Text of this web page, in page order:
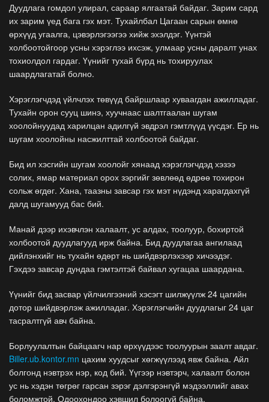
Дуудлага гомдол улирал, сараар ялгаатай байдаг. Зарим сард
их зарим үед бага гэх мэт. Тухайлбал Цагаан сарын өмнө
өрхүүд угаалга, цэвэрлэгээгээ хийж эхэлдэг. Үүнтэй
холбоотойгоор усны хэрэглээ ихсэж, улмаар усны даралт унах
тохиолдол гардаг. Үүнийг тухай бүрд нь тохируулах
шаардлагатай болно.
Хэрэглэгчдэд үйлчлэх төвүүд байршлаар хуваагдан ажилладаг.
Тухайн орон сууц шинэ, хуучнаас шалтгаалан шугам
хоолойнуудад харилцан адилгүй эвдрэл гэмтлүүд үүсдэг. Ер нь
шугам хоолойны насжилттай холбоотой байдаг.
Бид ил хэсгийн шугам хоолойг хянаад хэрэглэгчдэд хэзээ
солих, ямар материал орох зэргийг зөвлөөд өдрөө тохирон
сольж өгдөг. Хана, таазны завсар гэх мэт нүдэнд харагдахгүй
далд шугамууд бас бий.
Манай дээр ихэвчлэн халаалт, ус алдах, тоолуур, бохиртой
холбоотой дуудлагууд ирж байна. Бид дуудлагаа ангилаад
дийлэнхийг нь тухайн өдөрт нь шийдвэрлэхээр хичээдэг.
Гэхдээ завсар дундаа гэмтэлтэй байвал хугацаа шаардана.
Үүнийг бид засвар үйлчилгээний хэсэгт шилжүүлж 24 цагийн
дотор шийдвэрлэж ажилладаг. Хэрэглэгчийн дуудлагыг 24 цаг
тасралтгүй авч байна.
Борлуулалтын байцаагч нар өрхүүдээс тоолуурын заалт авдаг.
Biller.ub.kontor.mn цахим хуудсыг хөгжүүлээд явж байна. Айл
болгонд нэвтрэх нэр, код бий. Үүгээр нэвтэрч, халаалт болон
ус нь хэдэн төгрөг гарсан зэрэг дэлгэрэнгүй мэдээллийг авах
боломжтой. Одоохондоо хэвшил болоогүй байна.